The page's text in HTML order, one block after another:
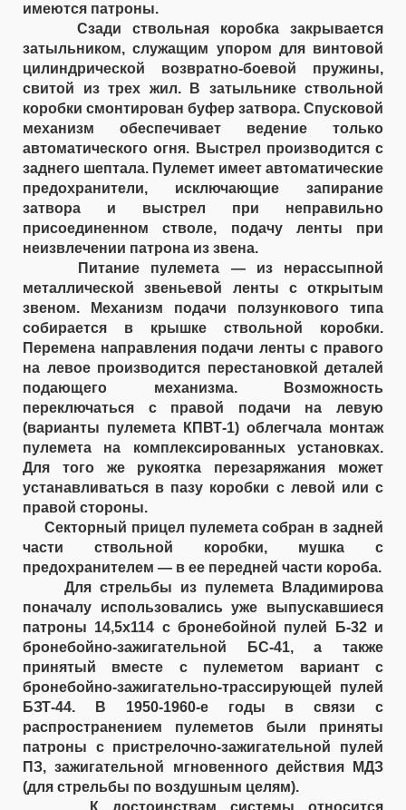
имеются патроны.
Сзади ствольная коробка закрывается
затыльником, служащим упором для винтовой
цилиндрической возвратно-боевой пружины,
свитой из трех жил. В затыльнике ствольной
коробки смонтирован буфер затвора. Спусковой
механизм обеспечивает ведение только
автоматического огня. Выстрел производится с
заднего шептала. Пулемет имеет автоматические
предохранители, исключающие запирание
затвора и выстрел при неправильно
присоединенном стволе, подачу ленты при
неизвлечении патрона из звена.
Питание пулемета — из нерассыпной
металлической звеньевой ленты с открытым
звеном. Механизм подачи ползункового типа
собирается в крышке ствольной коробки.
Перемена направления подачи ленты с правого
на левое производится перестановкой деталей
подающего механизма. Возможность
переключаться с правой подачи на левую
(варианты пулемета КПВТ-1) облегчала монтаж
пулемета на комплексированных установках.
Для того же рукоятка перезаряжания может
устанавливаться в пазу коробки с левой или с
правой стороны.
Секторный прицел пулемета собран в задней
части ствольной коробки, мушка с
предохранителем — в ее передней части короба.
Для стрельбы из пулемета Владимирова
поначалу использовались уже выпускавшиеся
патроны 14,5x114 с бронебойной пулей Б-32 и
бронебойно-зажигательной БС-41, а также
принятый вместе с пулеметом вариант с
бронебойно-зажигательно-трассирующей пулей
БЗТ-44. В 1950-1960-е годы в связи с
распространением пулеметов были приняты
патроны с пристрелочно-зажигательной пулей
ПЗ, зажигательной мгновенного действия МДЗ
(для стрельбы по воздушным целям).
К достоинствам системы относится